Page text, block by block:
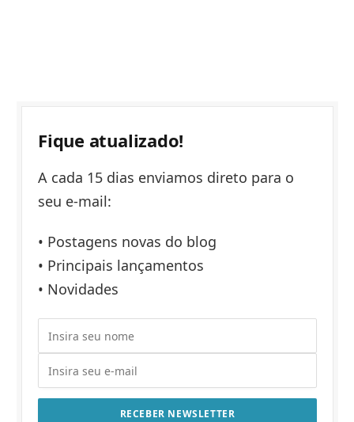
Fique atualizado!
A cada 15 dias enviamos direto para o
seu e-mail:
• Postagens novas do blog
• Principais lançamentos
• Novidades